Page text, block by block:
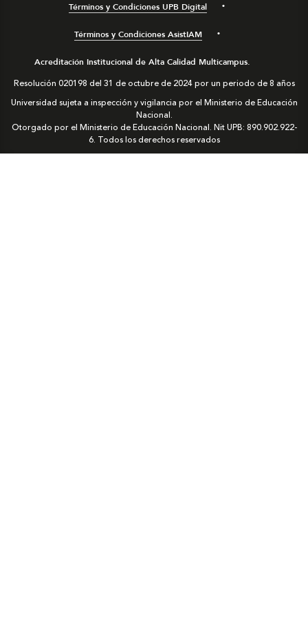
Términos y Condiciones UPB Digital
Términos y Condiciones AsistIAM
Acreditación Institucional de Alta Calidad Multicampus.
Resolución 020198 del 31 de octubre de 2024 por un periodo de 8 años
Universidad sujeta a inspección y vigilancia por el Ministerio de Educación
Nacional.
Otorgado por el Ministerio de Educación Nacional. Nit UPB: 890.902.922-
6. Todos los derechos reservados